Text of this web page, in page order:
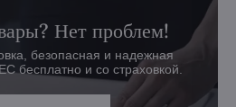
Нет проблем!
безопасная и надежная
бесплатно и со страховкой.